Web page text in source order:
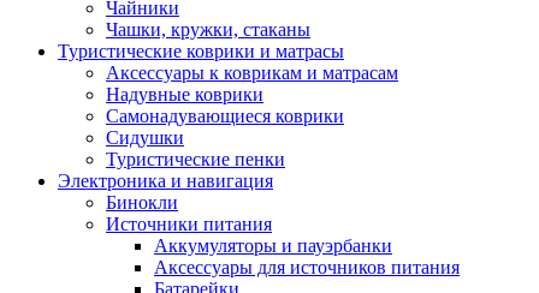
Чайники
Чашки, кружки, стаканы
Туристические коврики и матрасы
Аксессуары к коврикам и матрасам
Надувные коврики
Самонадувающиеся коврики
Сидушки
Туристические пенки
Электроника и навигация
Бинокли
Источники питания
Аккумуляторы и пауэрбанки
Аксессуары для источников питания
Батарейки